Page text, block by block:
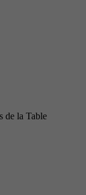
de la Table